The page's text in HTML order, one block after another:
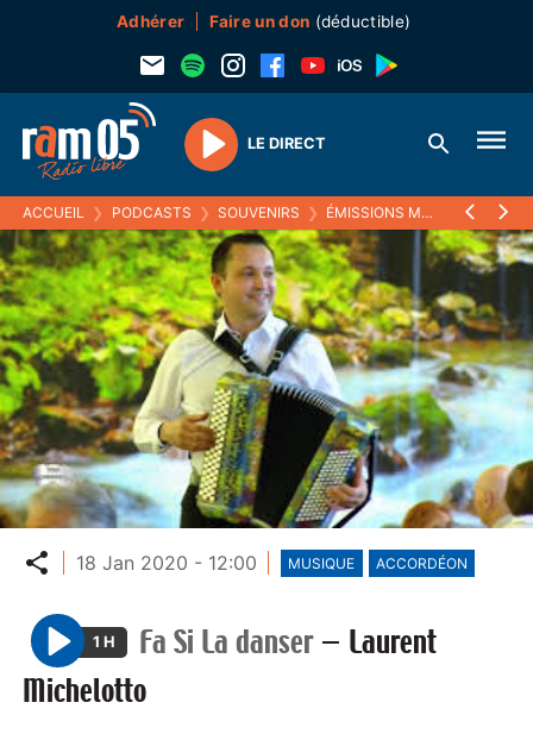
Adhérer Faire un don (déductible)
Play
LE DIRECT
ACCUEIL ❯ PODCASTS ❯ SOUVENIRS ❯ ÉMISSIONS MUSICALES (SOUVENIRS)
Partager
18 Jan 2020 - 12:00 MUSIQUE ACCORDÉON
P
l
1 H Fa Si La danser— Laurent
Michelotto